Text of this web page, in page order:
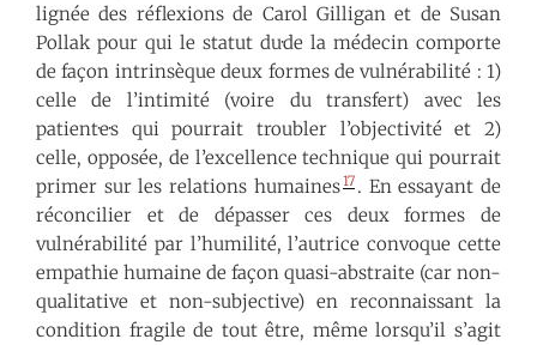
lignée des réflexions de Carol Gilligan et de Susan
Pollak pour qui le statut du·de la médecin comporte
de façon intrinsèque deux formes de vulnérabilité : 1)
celle de l’intimité (voire du transfert) avec les
patient·e·s qui pourrait troubler l’objectivité et 2)
celle, opposée, de l’excellence technique qui pourrait
primer sur les relations humaines17 . En essayant de
réconcilier et de dépasser ces deux formes de
vulnérabilité par l’humilité, l’autrice convoque cette
empathie humaine de façon quasi-abstraite (car non-
qualitative et non-subjective) en reconnaissant la
condition fragile de tout être, même lorsqu’il s’agit